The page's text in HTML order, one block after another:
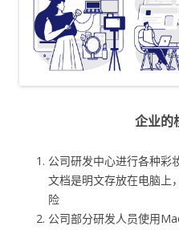
企业的
公司研发中心进行各种彩
文档是明文存放在电脑上
险
公司部分研发人员使用